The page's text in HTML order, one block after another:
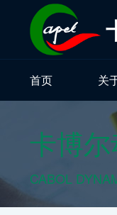
首页 关
卡博
CABOL